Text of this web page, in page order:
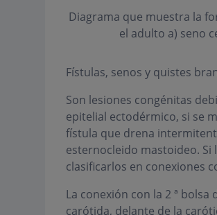
Diagrama que muestra la
el adulto a) seno
Fístulas, senos y quistes
Son lesiones congénitas
epitelial ectodérmico, si se
fístula que drena
esternocleido mastoideo.
clasificarlos en conexiones
La conexión con la 2 ª
carótida, delante de la